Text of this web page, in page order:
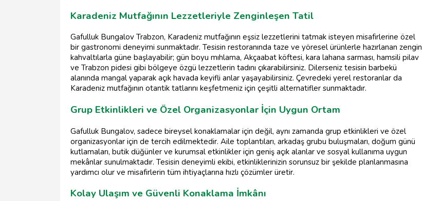
Karadeniz Mutfağının Lezzetleriyle Zenginleşen Tatil
Gafulluk Bungalov Trabzon, Karadeniz mutfağının eşsiz lezzetlerini tatmak isteyen misafirlerine özel
bir gastronomi deneyimi sunmaktadır. Tesisin restoranında taze ve yöresel ürünlerle hazırlanan zengin
kahvaltılarla güne başlayabilir; gün boyu mıhlama, Akçaabat köftesi, kara lahana sarması, hamsili pilav
ve Trabzon pidesi gibi bölgeye özgü lezzetlerin tadını çıkarabilirsiniz. Dilerseniz tesisin barbekü
alanında mangal yaparak açık havada keyifli anlar yaşayabilirsiniz. Çevredeki yerel restoranlar da
Karadeniz mutfağının otantik tatlarını keşfetmeniz için çeşitli alternatifler sunmaktadır.
Grup Etkinlikleri ve Özel Organizasyonlar İçin Uygun Ortam
Gafulluk Bungalov, sadece bireysel konaklamalar için değil, aynı zamanda grup etkinlikleri ve özel
organizasyonlar için de tercih edilmektedir. Aile toplantıları, arkadaş grubu buluşmaları, doğum günü
kutlamaları, butik düğünler ve kurumsal etkinlikler için geniş açık alanlar ve sosyal kullanıma uygun
mekânlar sunulmaktadır. Tesisin deneyimli ekibi, etkinliklerinizin sorunsuz bir şekilde planlanmasına
yardımcı olur ve misafirlerin tüm ihtiyaçlarına hızlı çözümler üretir.
Kolay Ulaşım ve Güvenli Konaklama İmkânı